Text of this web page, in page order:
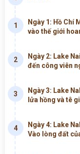
1
Ngày 1: Hồ Chí
vào thế giới
2
Ngày 2: Lake
đến công viên
3
Ngày 3: Lake
lửa hồng và tê
4
Ngày 4: Lake
Vào lòng đất